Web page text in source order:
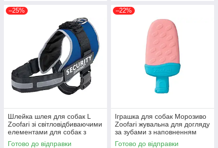
–25%
Шлейка шлея для собак L
Zoofari зі світловідбиваючими
елементами для собак з
окружністю грудей 70-86 см
Готово до відправки
–22%
Іграшка для собак Морозиво
Zoofari жувальна для догляду
за зубами з наповненням
водою
Готово до відправки